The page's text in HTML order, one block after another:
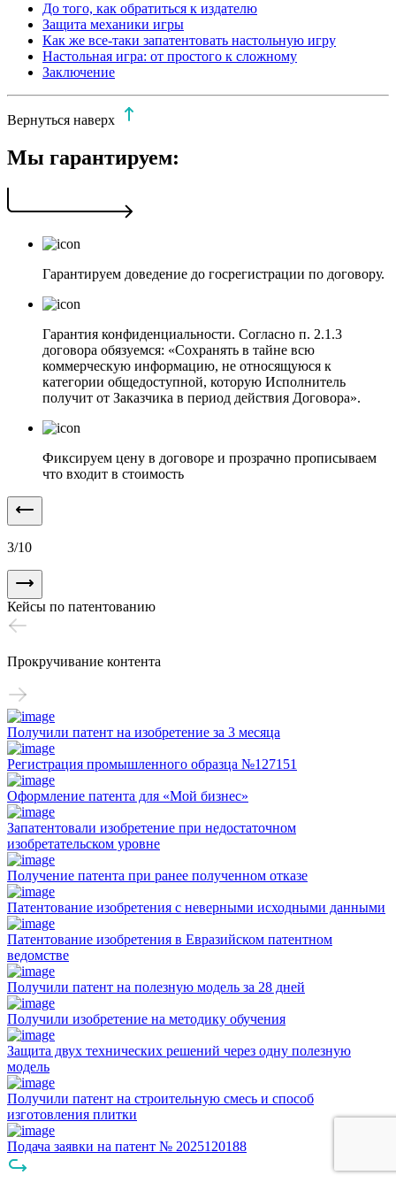
До того, как обратиться к издателю
Защита механики игры
Как же все-таки запатентовать настольную игру
Настольная игра: от простого к сложному
Заключение
Вернуться наверх
Мы гарантируем:
Гарантируем доведение до госрегистрации по договору.
Гарантия конфиденциальности. Согласно п. 2.1.3
договора обязуемся: «Сохранять в тайне всю
коммерческую информацию, не относящуюся к
категории общедоступной, которую Исполнитель
получит от Заказчика в период действия Договора».
Фиксируем цену в договоре и прозрачно прописываем
что входит в стоимость
3/10
Кейсы по патентованию
Прокручивание контента
Получили патент на изобретение за 3 месяца
Регистрация промышленного образца №127151
Оформление патента для «Мой бизнес»
Запатентовали изобретение при недостаточном
изобретательском уровне
Получение патента при ранее полученном отказе
Патентование изобретения с неверными исходными данными
Патентование изобретения в Евразийском патентном
ведомстве
Получили патент на полезную модель за 28 дней
Получили изобретение на методику обучения
Защита двух технических решений через одну полезную
модель
Получили патент на строительную смесь и способ
изготовления плитки
Подача заявки на патент № 2025120188